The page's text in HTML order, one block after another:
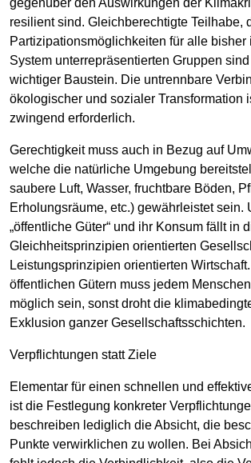
resilient sind. Gleichberechtigte Teilhabe,
Partizipationsmöglichkeiten für alle bisher
System unterrepräsentierten Gruppen
wichtiger Baustein. Die untrennbare
ökologischer und sozialer Transformation
zwingend erforderlich.
Gerechtigkeit muss auch in Bezug auf
welche die natürliche Umgebung
saubere Luft, Wasser, fruchtbare Böden,
Erholungsräume, etc.) gewährleistet sein.
„öffentliche Güter“ und ihr Konsum fällt in
Gleichheitsprinzipien orientierten
Leistungsprinzipien orientierten
öffentlichen Gütern muss jedem
möglich sein, sonst droht die
Exklusion ganzer Gesellschaftsschichten.
Verpflichtungen statt Ziele
Elementar für einen schnellen und
ist die Festlegung konkreter
beschreiben lediglich die Absicht, die
Punkte verwirklichen zu wollen. Bei